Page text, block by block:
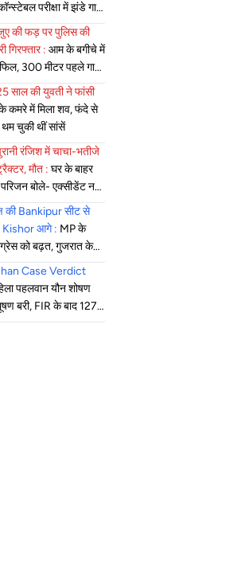
परीक्षा में झंडे गाड़े,
सीट नहीं मिला, पढ़िए
के शुभांगी की कहा
की फड़ पर पुलिस की
गिरफ्तार : आम के बगीचे में
300 मीटर पहले गाड़ी
पहुंची पुलिस
साल की युवती ने फांसी
कमरे में मिला शव, फंदे से
चुकी थीं सांसें
रंजिश में चाचा-भतीजे
मौत : घर के बाहर
बोले- एक्सीडेंट नहीं,
हत्या; एसपी बोले- दबिश
की Bankipur सीट से
Kishor आगे : MP के
को बढ़त, गुजरात के
की जीत लगभग तय
Case Verdict
पहलवान यौन शोषण
बरी, FIR के बाद 127
ने सुनाया फैसला